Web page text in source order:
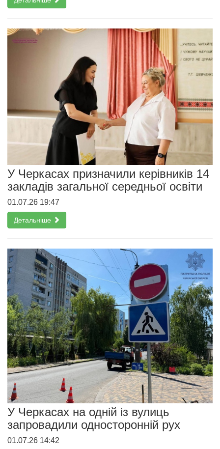
У Черкасах призначили керівників 14
закладів загальної середньої освіти
01.07.26 19:47
Детальніше
У Черкасах на одній із вулиць
запровадили односторонній рух
01.07.26 14:42